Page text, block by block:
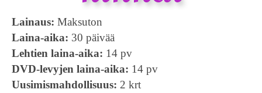
Lainaus: Maksuton
Laina-aika: 30 päivää
Lehtien laina-aika: 14 pv
DVD-levyjen laina-aika: 14 pv
Uusimismahdollisuus: 2 krt